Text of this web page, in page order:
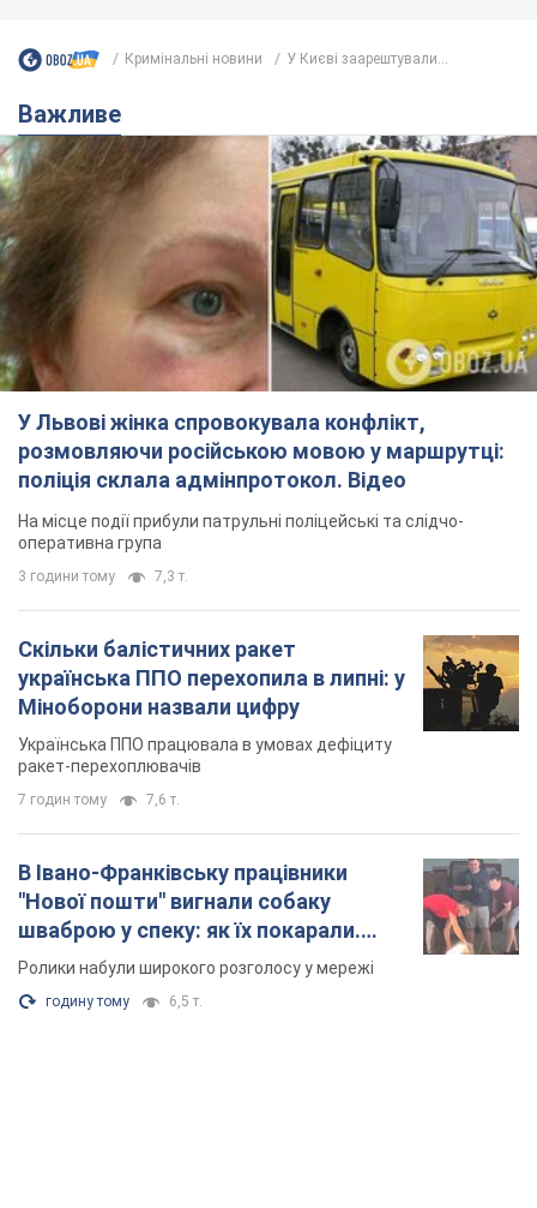
Кримінальні новини У Києві заарештували...
Важливе
У Львові жінка спровокувала конфлікт,
розмовляючи російською мовою у маршрутці:
поліція склала адмінпротокол. Відео
На місце події прибули патрульні поліцейські та слідчо-
оперативна група
3 години тому 7,3 т.
Скільки балістичних ракет
українська ППО перехопила в липні: у
Міноборони назвали цифру
Українська ППО працювала в умовах дефіциту
ракет-перехоплювачів
7 годин тому 7,6 т.
В Івано-Франківську працівники
"Нової пошти" вигнали собаку
шваброю у спеку: як їх покарали.
Відео
Ролики набули широкого розголосу у мережі
годину тому 6,5 т.